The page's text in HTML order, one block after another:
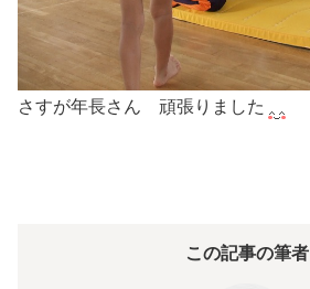
さすが年長さん 頑張りました
この記事の筆者